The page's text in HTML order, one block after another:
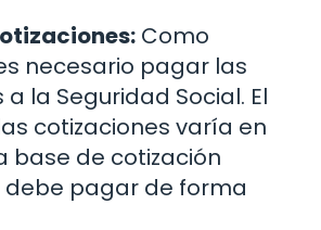
Como
necesario pagar las
la Seguridad Social. El
cotizaciones varía en
base de cotización
debe pagar de forma